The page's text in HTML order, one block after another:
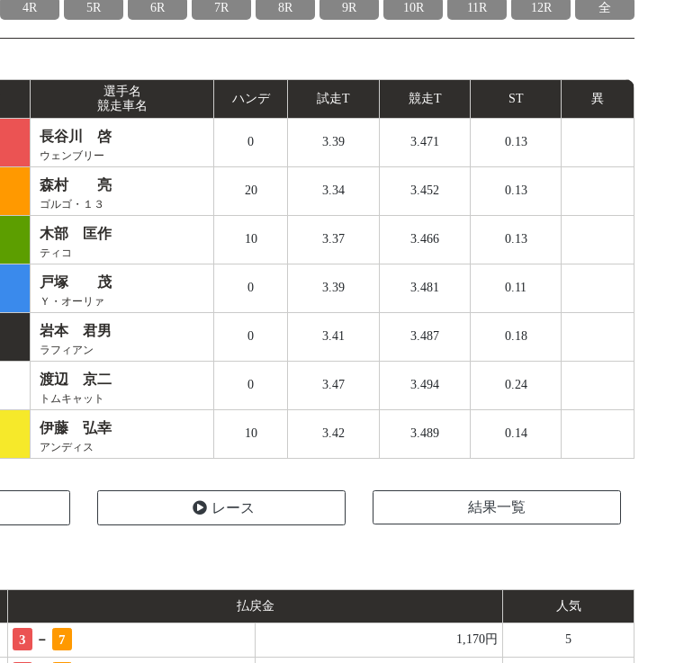
4R 5R 6R 7R 8R 9R 10R 11R 12R 全
選手名
競走車名
ハンデ 試走T 競走T ST 異
長谷川 啓
ウェンブリー
0 3.39 3.471 0.13
森村 亮
ゴルゴ・１３
20 3.34 3.452 0.13
木部 匡作
ティコ
10 3.37 3.466 0.13
戸塚 茂
Ｙ・オーリァ
0 3.39 3.481 0.11
岩本 君男
ラフィアン
0 3.41 3.487 0.18
渡辺 京二
トムキャット
0 3.47 3.494 0.24
伊藤 弘幸
アンディス
10 3.42 3.489 0.14
レース 結果一覧
払戻金 人気
3 - 7 1,170円 5